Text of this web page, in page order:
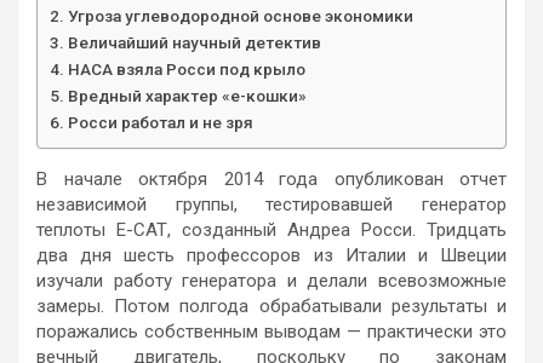
Угроза углеводородной основе экономики
Величайший научный детектив
НАСА взяла Росси под крыло
Вредный характер «е-кошки»
Росси работал и не зря
В начале октября 2014 года опубликован отчет
независимой группы, тестировавшей генератор
теплоты Е-САТ, созданный Андреа Росси. Тридцать
два дня шесть профессоров из Италии и Швеции
изучали работу генератора и делали всевозможные
замеры. Потом полгода обрабатывали результаты и
поражались собственным выводам — практически это
вечный двигатель, поскольку по законам